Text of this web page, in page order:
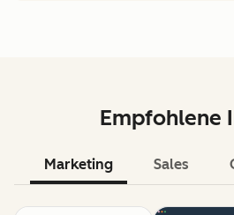
Empfohlene
Marketing Sales